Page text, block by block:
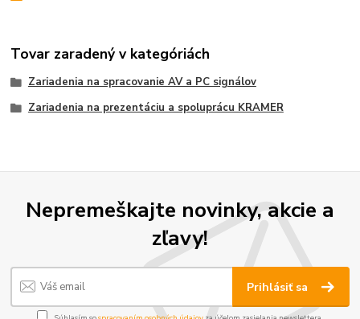
Tovar zaradený v kategóriách
Zariadenia na spracovanie AV a PC signálov
Zariadenia na prezentáciu a spoluprácu KRAMER
Nepremeškajte novinky, akcie a
zľavy!
Prihlásiť sa